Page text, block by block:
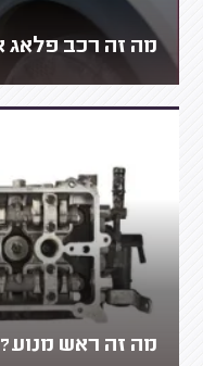
מה זה רכב פלאג
מה זה ראש מנוע?